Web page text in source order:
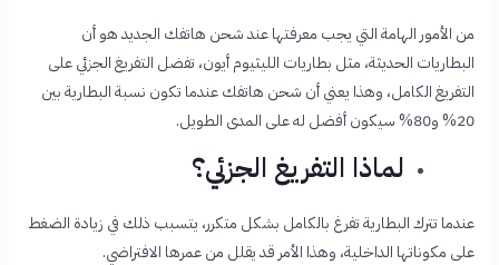
من الأمور الهامة التي يجب معرفتها عند شحن هاتفك الجديد هو أن
البطاريات الحديثة، مثل بطاريات الليثيوم أيون، تفضل التفريغ الجزئي على
التفريغ الكامل، وهذا يعني أن شحن هاتفك عندما تكون نسبة البطارية بين
20% و80% سيكون أفضل له على المدى الطويل.
لماذا التفريغ الجزئي؟
عندما تترك البطارية تفرغ بالكامل بشكل متكرر، يتسبب ذلك في زيادة الضغط
على مكوناتها الداخلية، وهذا الأمر قد يقلل من عمرها الافتراضي.